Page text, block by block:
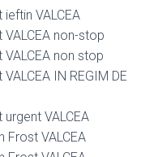
VALCEA
non-stop
non stop
IN REGIM DE
VALCEA
Frost VALCEA